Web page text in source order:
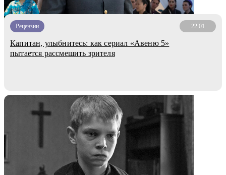
Рецензии 22.01
Капитан, улыбнитесь: как сериал «Авеню 5»
пытается рассмешить зрителя